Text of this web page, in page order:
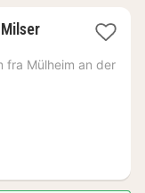
1
fra
fra Mülheim an der